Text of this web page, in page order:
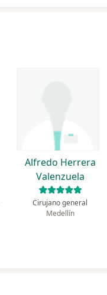
Alfredo Herrera
Valenzuela
Cirujano general
Medellín